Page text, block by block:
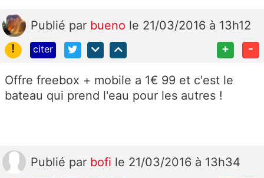
Publié par bueno le 21/03/2016 à 13h12
!
citer + -
Offre freebox + mobile a 1€ 99 et c'est le
bateau qui prend l'eau pour les autres !
Publié par bofi le 21/03/2016 à 13h34